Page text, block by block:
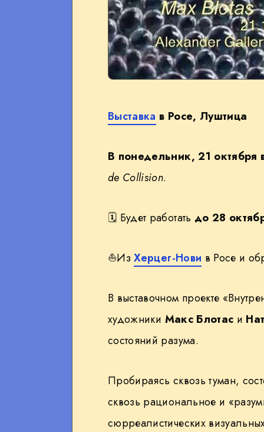
Выставка в Росе, Луштица
В понедельник, 21 октября
de Collision.
🗓 Будет работать до 28
⛵ИзХерцег-Нови в Росе и
В выставочном проекте
художники Макс Блотас и
состояний разума.
Пробираясь сквозь туман,
сквозь рациональное и
сюрреалистических